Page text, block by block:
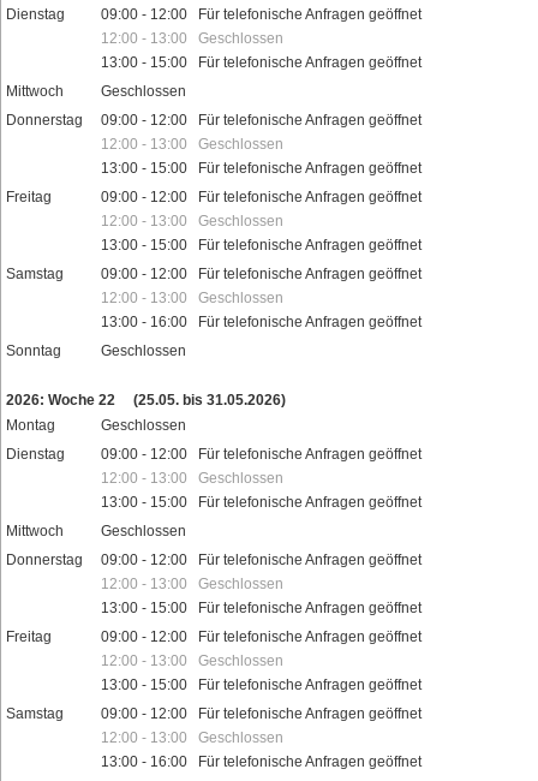
Dienstag
09:00 - 12:00 Für telefonische Anfragen geöffnet
12:00 - 13:00 Geschlossen
13:00 - 15:00 Für telefonische Anfragen geöffnet
Mittwoch
Geschlossen
Donnerstag
09:00 - 12:00 Für telefonische Anfragen geöffnet
12:00 - 13:00 Geschlossen
13:00 - 15:00 Für telefonische Anfragen geöffnet
Freitag
09:00 - 12:00 Für telefonische Anfragen geöffnet
12:00 - 13:00 Geschlossen
13:00 - 15:00 Für telefonische Anfragen geöffnet
Samstag
09:00 - 12:00 Für telefonische Anfragen geöffnet
12:00 - 13:00 Geschlossen
13:00 - 16:00 Für telefonische Anfragen geöffnet
Sonntag
Geschlossen
2026: Woche 22
(25.05. bis 31.05.2026)
Montag
Geschlossen
Dienstag
09:00 - 12:00 Für telefonische Anfragen geöffnet
12:00 - 13:00 Geschlossen
13:00 - 15:00 Für telefonische Anfragen geöffnet
Mittwoch
Geschlossen
Donnerstag
09:00 - 12:00 Für telefonische Anfragen geöffnet
12:00 - 13:00 Geschlossen
13:00 - 15:00 Für telefonische Anfragen geöffnet
Freitag
09:00 - 12:00 Für telefonische Anfragen geöffnet
12:00 - 13:00 Geschlossen
13:00 - 15:00 Für telefonische Anfragen geöffnet
Samstag
09:00 - 12:00 Für telefonische Anfragen geöffnet
12:00 - 13:00 Geschlossen
13:00 - 16:00 Für telefonische Anfragen geöffnet